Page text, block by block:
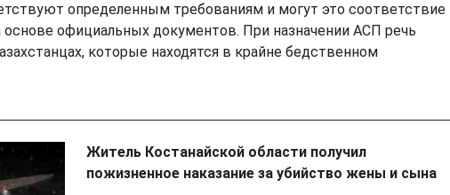
определенным требованиям и могут это соответствие
основе официальных документов. При назначении АСП речь
которые находятся в крайне бедственном
Житель Костанайской области получил
пожизненное наказание за убийство жены и сына